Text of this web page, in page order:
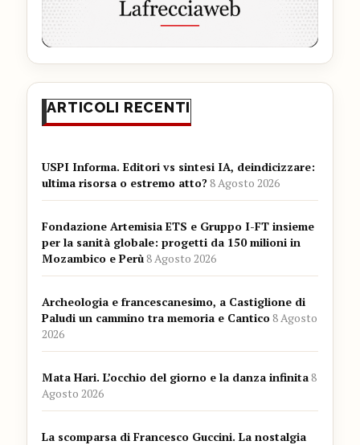
ARTICOLI RECENTI
USPI Informa. Editori vs sintesi IA, deindicizzare:
ultima risorsa o estremo atto?8 Agosto 2026
Fondazione Artemisia ETS e Gruppo I-FT insieme
per la sanità globale: progetti da 150 milioni in
Mozambico e Perù8 Agosto 2026
Archeologia e francescanesimo, a Castiglione di
Paludi un cammino tra memoria e Cantico8 Agosto
2026
Mata Hari. L’occhio del giorno e la danza infinita8
Agosto 2026
La scomparsa di Francesco Guccini. La nostalgia